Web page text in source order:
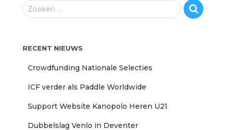
Z
e
Zoeken …
RECENT NIEUWS
Crowdfunding Nationale Selecties
ICF verder als Paddle Worldwide
Support Website Kanopolo Heren U21
Dubbelslag Venlo in Deventer